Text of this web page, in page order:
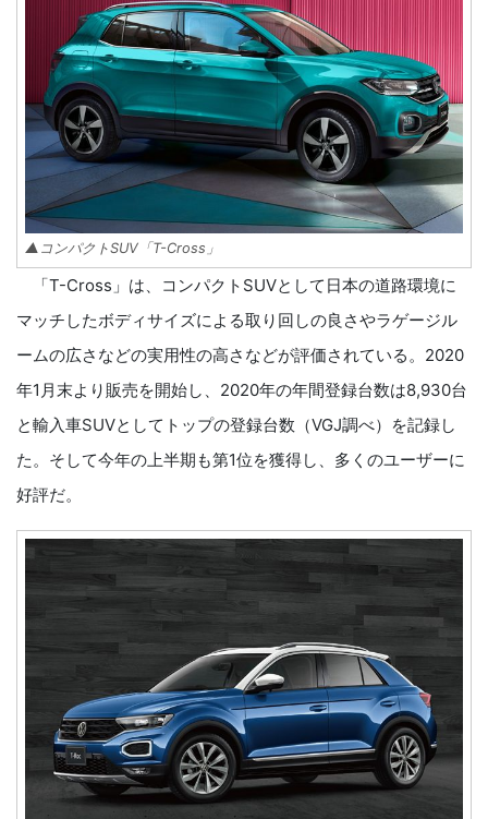
▲コンパクトSUV「T-Cross」
「T-Cross」は、コンパクトSUVとして日本の道路環境に
マッチしたボディサイズによる取り回しの良さやラゲージル
ームの広さなどの実用性の高さなどが評価されている。2020
年1月末より販売を開始し、2020年の年間登録台数は8,930台
と輸入車SUVとしてトップの登録台数（VGJ調べ）を記録し
た。そして今年の上半期も第1位を獲得し、多くのユーザーに
好評だ。